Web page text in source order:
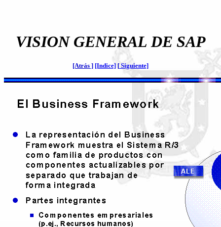
VISION GENERAL DE SAP
[Atrás ] [Indice] [ Siguiente]